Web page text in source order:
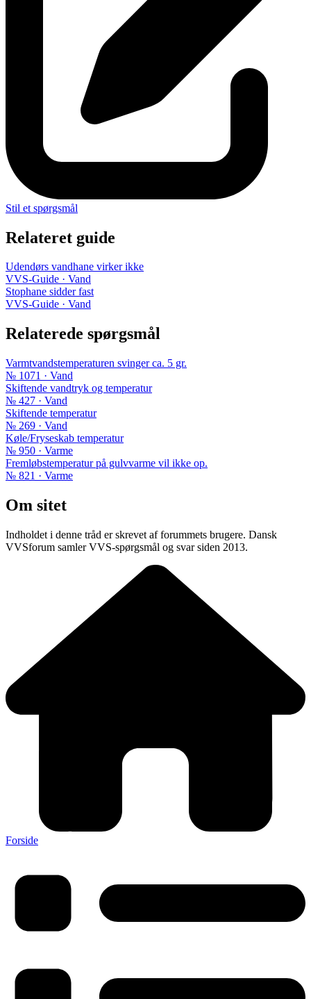
Stil et spørgsmål
Relateret guide
Udendørs vandhane virker ikke
VVS-Guide · Vand
Stophane sidder fast
VVS-Guide · Vand
Relaterede spørgsmål
Varmtvandstemperaturen svinger ca. 5 gr.
№ 1071 · Vand
Skiftende vandtryk og temperatur
№ 427 · Vand
Skiftende temperatur
№ 269 · Vand
Køle/Fryseskab temperatur
№ 950 · Varme
Fremløbstemperatur på gulvvarme vil ikke op.
№ 821 · Varme
Om sitet
Indholdet i denne tråd er skrevet af forummets brugere. Dansk
VVSforum samler VVS-spørgsmål og svar siden 2013.
Forside